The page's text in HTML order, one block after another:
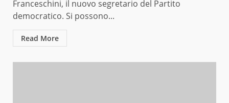
Franceschini, il nuovo segretario del Partito
democratico. Si possono...
Read More